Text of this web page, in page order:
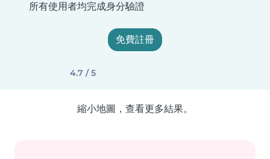
所有使用者均完成身分驗證
免費註冊
4.7 / 5
縮小地圖，查看更多結果。